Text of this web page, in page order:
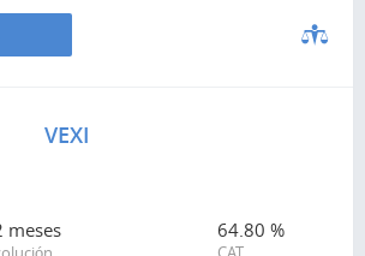
VEXI
meses 64.80 %